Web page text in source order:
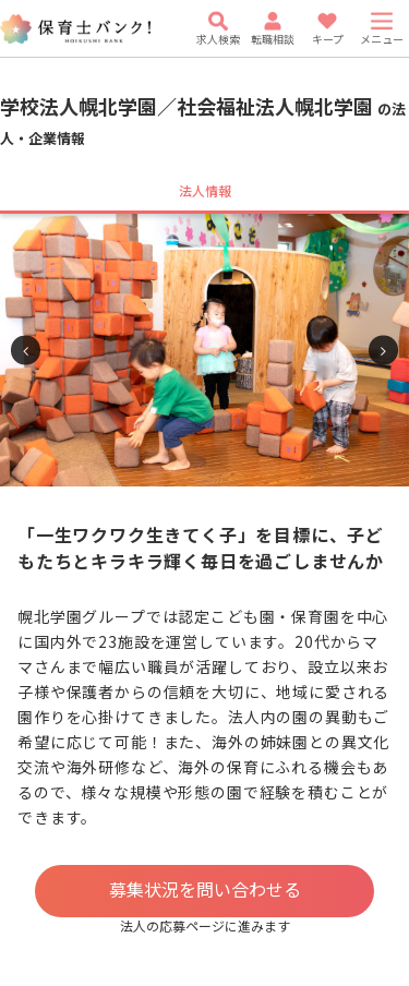
求人検索 転職相談 キープ メニュー
学校法人幌北学園／社会福祉法人幌北学園 の法
人・企業情報
法人情報
「一生ワクワク生きてく子」を目標に、子ど
もたちとキラキラ輝く毎日を過ごしませんか
幌北学園グループでは認定こども園・保育園を中心
に国内外で23施設を運営しています。20代からマ
マさんまで幅広い職員が活躍しており、設立以来お
子様や保護者からの信頼を大切に、地域に愛される
園作りを心掛けてきました。法人内の園の異動もご
希望に応じて可能！また、海外の姉妹園との異文化
交流や海外研修など、海外の保育にふれる機会もあ
るので、様々な規模や形態の園で経験を積むことが
できます。
募集状況を問い合わせる
法人の応募ページに進みます